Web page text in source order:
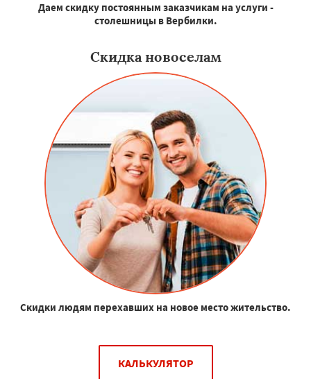
Даем скидку постоянным заказчикам на услуги -
столешницы в Вербилки.
Скидка новоселам
Скидки людям перехавших на новое место жительство.
КАЛЬКУЛЯТОР